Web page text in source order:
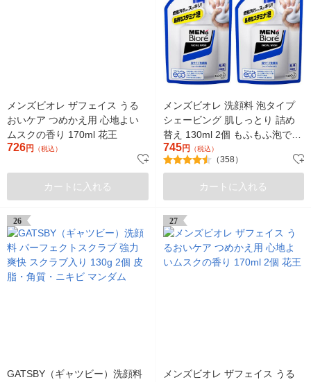
メンズビオレ ザフェイス うる
おいケア つめかえ用 心地よい
ムスクの香り 170ml 花王
726円 （税込）
カートに入れる
メンズビオレ 洗顔料 泡タイプ
シェービング 肌しっとり 詰め
替え 130ml 2個 もふもふ泡で洗
おう！（イチオシ）
745円 （税込）
（358）
カートに入れる
26
GATSBY（ギャツビー）洗顔料
27
メンズビオレ ザフェイス うる